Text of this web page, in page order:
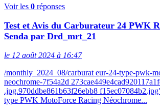
Voir les 0 réponses
Test et Avis du Carburateur 24 PWK
Senda par Drd_mrt_21
le 12 août 2024 à 16:47
/monthly_2024_08/carburat eur-24-type-pwk-
neochrome-7f54a2d
.jpg.970ddbe861b63f26ebb8
type PWK MotoForce Racing Néochrome...